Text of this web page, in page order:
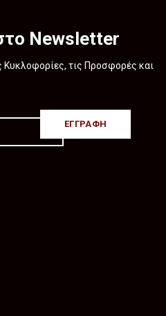
Newsletter
Κυκλοφορίες, τις Προσφορές και